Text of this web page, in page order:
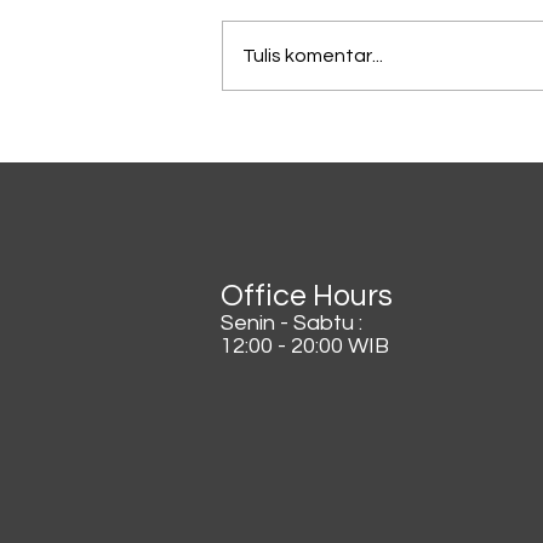
Dicampur Irisan Daun
Tulis komentar...
Office Hours
Senin - Sabtu :
12:00 - 20:00 WIB